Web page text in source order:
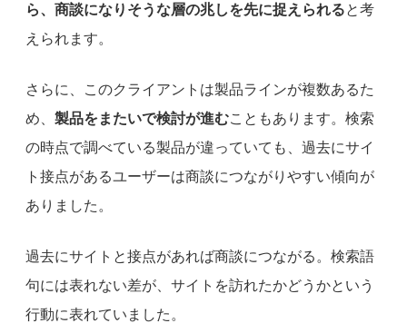
ら、商談になりそうな層の兆しを先に捉えられると考
えられます。
さらに、このクライアントは製品ラインが複数あるた
め、 製品をまたいで検討が進むこともあります。検索
の時点で調べている製品が違っていても、過去にサイ
ト接点があるユーザーは商談につながりやすい傾向が
ありました。
過去にサイトと接点があれば商談につながる。検索語
句には表れない差が、サイトを訪れたかどうかという
行動に表れていました。